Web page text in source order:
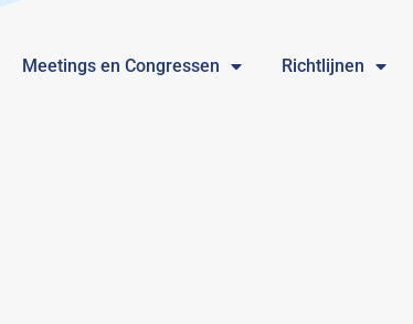
Meetings en Congressen Richtlijnen